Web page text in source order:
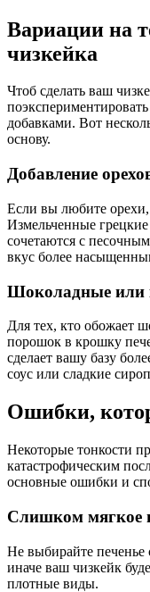
Вариации на
чизкейка
Чтоб сделать ваш
добавками. Вот
основу.
Добавление
Если вы любите орехи,
Измельченные
сочетаются с
вкус более
Шоколадные или
Для тех, кто обожает
порошок в крошку
сделает вашу базу
соус или сладкие
Ошибки,
Некоторые тонкости
катастрофическим
основные ошибки и
Слишком мягкое
Не выбирайте печенье
иначе ваш чизкейк
плотные виды.